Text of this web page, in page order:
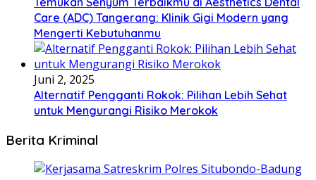
Care (ADC) Tangerang: Klinik Gigi Modern yang
Mengerti Kebutuhanmu
Juni 2, 2025
Alternatif Pengganti Rokok: Pilihan Lebih Sehat
untuk Mengurangi Risiko Merokok
Berita Kriminal